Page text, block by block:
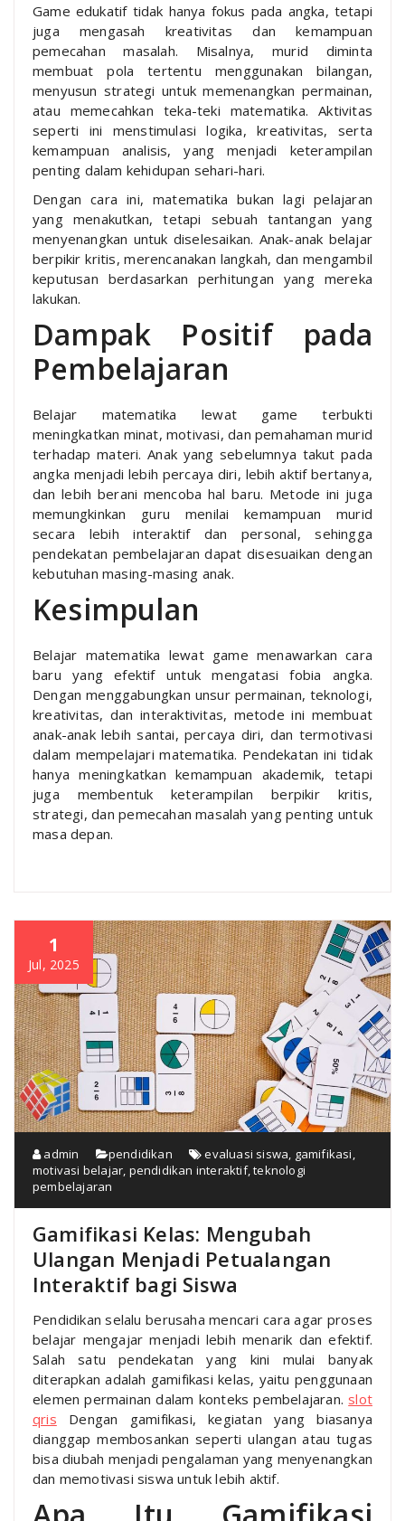
Game edukatif tidak hanya fokus pada angka, tetapi
juga mengasah kreativitas dan kemampuan
pemecahan masalah. Misalnya, murid diminta
membuat pola tertentu menggunakan bilangan,
menyusun strategi untuk memenangkan permainan,
atau memecahkan teka-teki matematika. Aktivitas
seperti ini menstimulasi logika, kreativitas, serta
kemampuan analisis, yang menjadi keterampilan
penting dalam kehidupan sehari-hari.
Dengan cara ini, matematika bukan lagi pelajaran
yang menakutkan, tetapi sebuah tantangan yang
menyenangkan untuk diselesaikan. Anak-anak belajar
berpikir kritis, merencanakan langkah, dan mengambil
keputusan berdasarkan perhitungan yang mereka
lakukan.
Dampak Positif pada
Pembelajaran
Belajar matematika lewat game terbukti
meningkatkan minat, motivasi, dan pemahaman murid
terhadap materi. Anak yang sebelumnya takut pada
angka menjadi lebih percaya diri, lebih aktif bertanya,
dan lebih berani mencoba hal baru. Metode ini juga
memungkinkan guru menilai kemampuan murid
secara lebih interaktif dan personal, sehingga
pendekatan pembelajaran dapat disesuaikan dengan
kebutuhan masing-masing anak.
Kesimpulan
Belajar matematika lewat game menawarkan cara
baru yang efektif untuk mengatasi fobia angka.
Dengan menggabungkan unsur permainan, teknologi,
kreativitas, dan interaktivitas, metode ini membuat
anak-anak lebih santai, percaya diri, dan termotivasi
dalam mempelajari matematika. Pendekatan ini tidak
hanya meningkatkan kemampuan akademik, tetapi
juga membentuk keterampilan berpikir kritis,
strategi, dan pemecahan masalah yang penting untuk
masa depan.
1
Jul, 2025
admin pendidikan evaluasi siswa gamifikasi
motivasi belajar pendidikan interaktif,teknologi
pembelajaran
Gamifikasi Kelas: Mengubah
Ulangan Menjadi Petualangan
Interaktif bagi Siswa
Pendidikan selalu berusaha mencari cara agar proses
belajar mengajar menjadi lebih menarik dan efektif.
Salah satu pendekatan yang kini mulai banyak
diterapkan adalah gamifikasi kelas, yaitu penggunaan
elemen permainan dalam konteks pembelajaran. slot
qris Dengan gamifikasi, kegiatan yang biasanya
dianggap membosankan seperti ulangan atau tugas
bisa diubah menjadi pengalaman yang menyenangkan
dan memotivasi siswa untuk lebih aktif.